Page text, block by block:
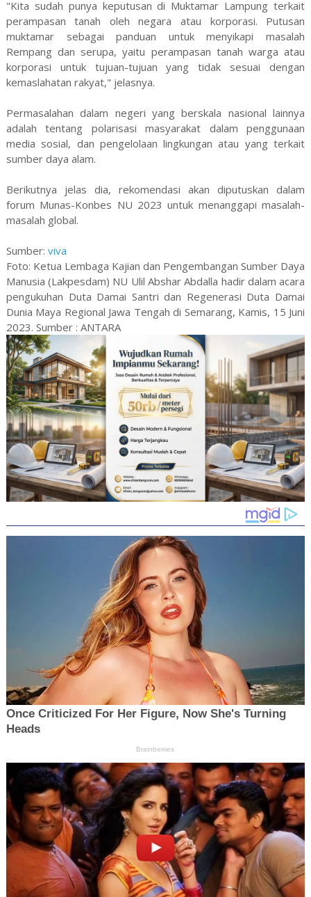
"Kita sudah punya keputusan di Muktamar Lampung terkait
perampasan tanah oleh negara atau korporasi. Putusan
muktamar sebagai panduan untuk menyikapi masalah
Rempang dan serupa, yaitu perampasan tanah warga atau
korporasi untuk tujuan-tujuan yang tidak sesuai dengan
kemaslahatan rakyat," jelasnya.
Permasalahan dalam negeri yang berskala nasional lainnya
adalah tentang polarisasi masyarakat dalam penggunaan
media sosial, dan pengelolaan lingkungan atau yang terkait
sumber daya alam.
Berikutnya jelas dia, rekomendasi akan diputuskan dalam
forum Munas-Konbes NU 2023 untuk menanggapi masalah-
masalah global.
Sumber: viva
Foto: Ketua Lembaga Kajian dan Pengembangan Sumber Daya
Manusia (Lakpesdam) NU Ulil Abshar Abdalla hadir dalam acara
pengukuhan Duta Damai Santri dan Regenerasi Duta Damai
Dunia Maya Regional Jawa Tengah di Semarang, Kamis, 15 Juni
2023. Sumber : ANTARA